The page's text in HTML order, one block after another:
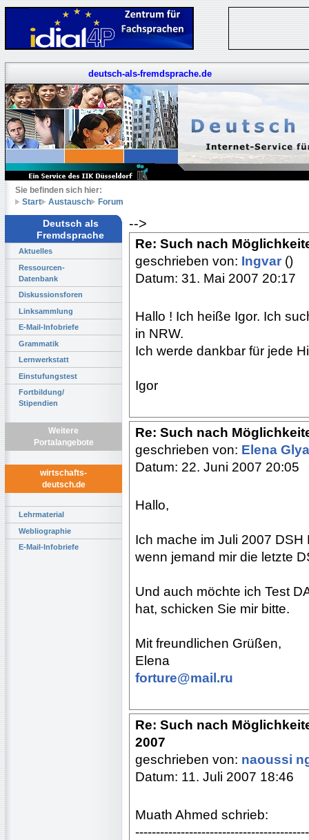
deutsch-als-fremdsprache.de
Sie befinden sich hier:
Start
Austausch Forum
Deutsch als
Fremdsprache
Aktuelles
Ressourcen-
Datenbank
Diskussionsforen
Linksammlung
E-Mail-Infobriefe
Grammatik
Lernwerkstatt
Einstufungstest
Fortbildung/
Stipendien
Weitere
Portalangebote
wirtschafts-
deutsch.de
Lehrmaterial
Webliographie
E-Mail-Infobriefe
-->
Re: Such nach
geschrieben von: Ingvar ()
Datum: 31. Mai 2007 20:17
Hallo ! Ich heiße Igor. Ich
in NRW.
Ich werde dankbar für jede
Igor
Re: Such nach
geschrieben von: Elena
Datum: 22. Juni 2007 20:05
Hallo,
Ich mache im Juli 2007
wenn jemand mir die letzte
Und auch möchte ich Test
hat, schicken Sie mir bitte.
Mit freundlichen Grüßen,
Elena
forture@mail.ru
Re: Such nach
2007
geschrieben von: naoussi
Datum: 11. Juli 2007 18:46
Muath Ahmed schrieb: